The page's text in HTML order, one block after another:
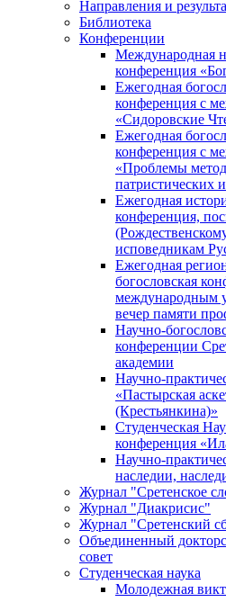
Направления и
Библиотека
Конференции
Международная
конференция
Ежегодная
конференция с
«Сидоровские
Ежегодная
конференция с
«Проблемы
патристических
Ежегодная
конференция,
исповедникам
Ежегодная
богословская
международным
вечер памяти
Научно-
конференции
академии
Научно-
«Пастырская
(Крестьянкина)»
Студенческая
конференция
Научно-
наследии,
Журнал "Сретенское
Журнал "Диакрисис"
Журнал "Сретенский
Объединенный
совет
Студенческая наука
Молодежная